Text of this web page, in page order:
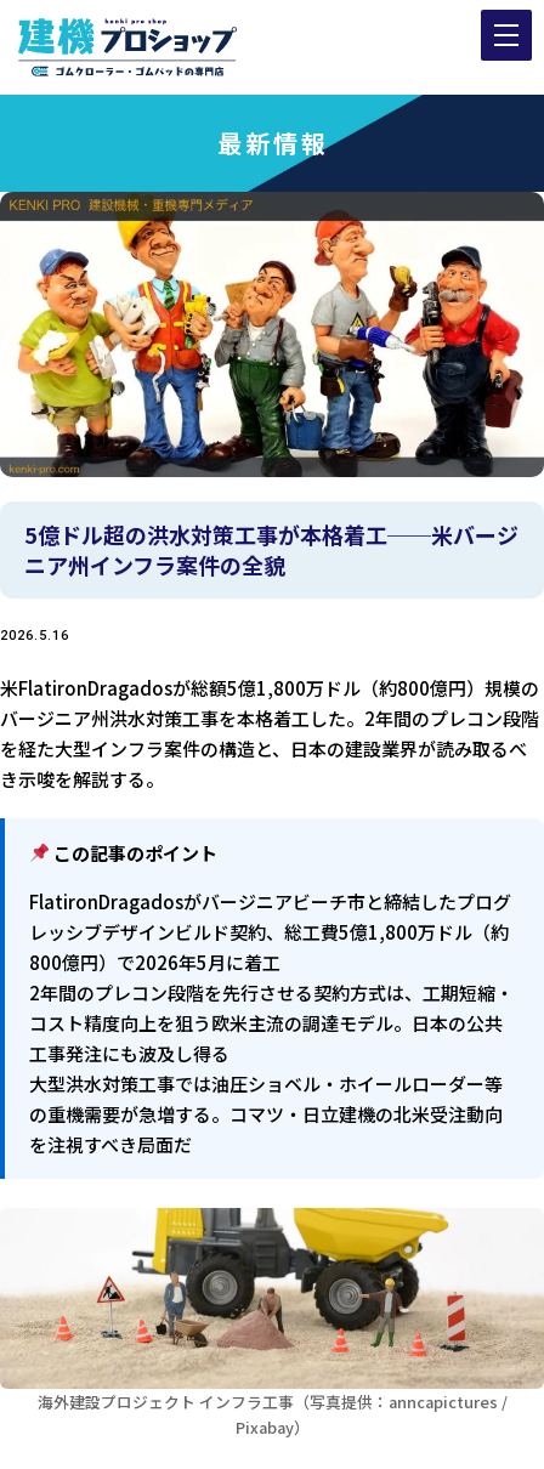
最新情報
5億ドル超の洪水対策工事が本格着工──米バージ
ニア州インフラ案件の全貌
2026.5.16
米FlatironDragadosが総額5億1,800万ドル（約800億円）規模の
バージニア州洪水対策工事を本格着工した。2年間のプレコン段階
を経た大型インフラ案件の構造と、日本の建設業界が読み取るべ
き示唆を解説する。
この記事のポイント
FlatironDragadosがバージニアビーチ市と締結したプログ
レッシブデザインビルド契約、総工費5億1,800万ドル（約
800億円）で2026年5月に着工
2年間のプレコン段階を先行させる契約方式は、工期短縮・
コスト精度向上を狙う欧米主流の調達モデル。日本の公共
工事発注にも波及し得る
大型洪水対策工事では油圧ショベル・ホイールローダー等
の重機需要が急増する。コマツ・日立建機の北米受注動向
を注視すべき局面だ
海外建設プロジェクト インフラ工事（写真提供：anncapictures /
Pixabay）